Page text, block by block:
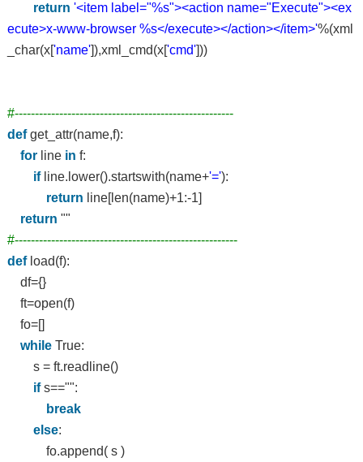
return '<item label="%s"><action name="Execute"><ex
ecute>x-www-browser %s</execute></action></item>'%(xml
_char(x['name']),xml_cmd(x['cmd']))
#------------------------------------------------------
defget_attr(name,f):
forline in f:
ifline.lower().startswith(name+'='):
return line[len(name)+1:-1]
return ""
#-------------------------------------------------------
defload(f):
df={}
ft=open(f)
fo=[]
whileTrue:
s = ft.readline()
ifs=="":
break
else:
fo.append( s )